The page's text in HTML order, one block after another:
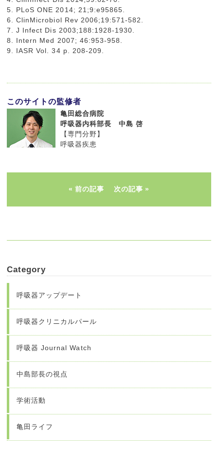
5. PLoS ONE 2014; 21;9:e95865.
6. ClinMicrobiol Rev 2006;19:571-582.
7. J Infect Dis 2003;188:1928-1930.
8. Intern Med 2007; 46:953-958.
9. IASR Vol. 34 p. 208-209.
このサイトの監修者
亀田総合病院
呼吸器内科部長 中島 啓
【専門分野】
呼吸器疾患
前の記事 次の記事
Category
呼吸器アップデート
呼吸器クリニカルパール
呼吸器 Journal Watch
中島部長の視点
学術活動
亀田ライフ